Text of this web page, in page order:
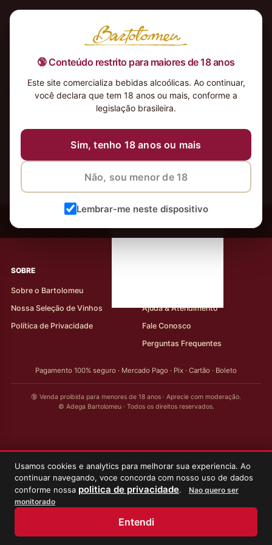
🔞 Conteúdo restrito para maiores de 18 anos
Este site comercializa bebidas alcoólicas. Ao continuar,
você declara que tem 18 anos ou mais, conforme a
legislação brasileira.
Sim, tenho 18 anos ou mais
Não, sou menor de 18
Lembrar-me neste dispositivo
Nothing Found
It seems we can’t find what you’re looking for. Perhaps
Usamos cookies e analytics para melhorar sua experiencia. Ao
continuar navegando, voce concorda com nosso uso de dados
conforme nossa politica de privacidade.
Nao quero ser
monitorado
Entendi
‹ Meus Vinhos
Mais de 80.000 clientes apaixonados por nossos
SOBRE
Sobre o Bartolomeu
Nossa Seleção de Vinhos
Política de Privacidade
Ajuda & Atendimento
Fale Conosco
Perguntas Frequentes
Pagamento 100% seguro · Mercado Pago · Pix · Cartão · Boleto
🔞 Venda proibida para menores de 18 anos · Aprecie com moderação.
© Adega Bartolomeu · Todos os direitos reservados.